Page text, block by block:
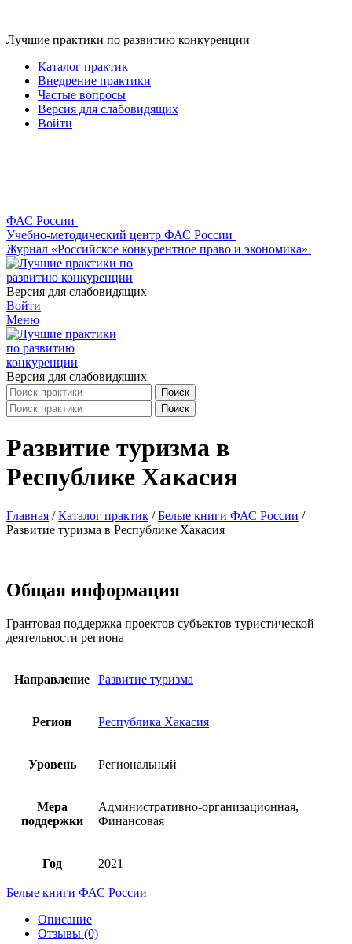
Лучшие практики по развитию конкуренции
Каталог практик
Внедрение практики
Частые вопросы
Версия для слабовидящих
Войти
ФАС России
Учебно-методический центр ФАС России
Журнал «Российское конкурентное право и экономика»
Версия для слабовидящих
Войти
Меню
Версия для слабовидяших
Поиск
Поиск
Развитие туризма в
Республике Хакасия
Главная /Каталог практик /Белые книги ФАС России /
Развитие туризма в Республике Хакасия
Общая информация
Грантовая поддержка проектов субъектов туристической
деятельности региона
Направление Развитие туризма
Регион Республика Хакасия
Уровень Региональный
Мера
поддержки
Административно-организационная,
Финансовая
Год 2021
Белые книги ФАС России
Описание
Отзывы (0)